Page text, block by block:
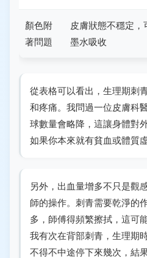
顏色附
著問題
皮膚狀態不穩定，
墨水吸收
從表格可以看出，生理期刺
和疼痛。我問過一位皮膚科
球數量會略降，這讓身體對
如果你本來就有貧血或體質
另外，出血量增多不只是觀
師的操作。刺青需要乾淨的
多，師傅得頻繁擦拭，這可
我有次在背部刺青，生理期
不得不中途停下來幾次，結